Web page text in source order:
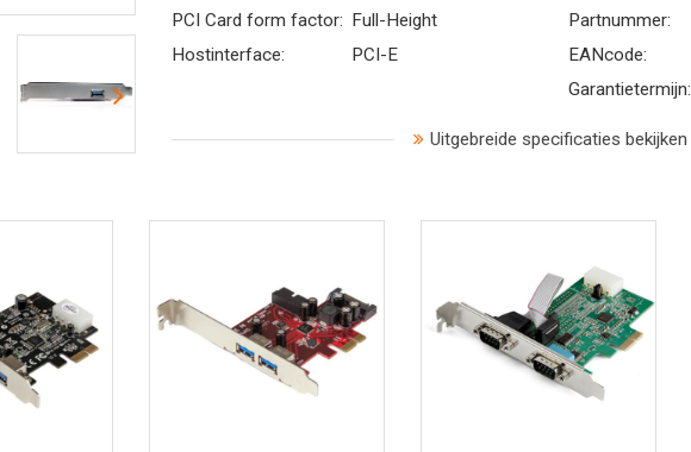
PCI Card form factor: Full-Height
Hostinterface:
PCI-E
Partnummer:
EANcode:
Garantietermijn:
Uitgebreide specificaties bekijken
informatie Bekijk meer informatie Bekijk meer informatie